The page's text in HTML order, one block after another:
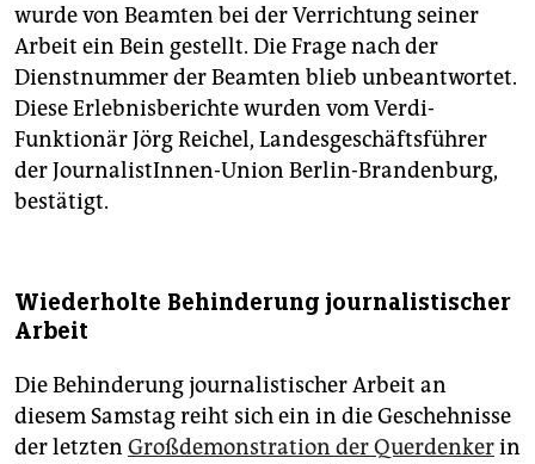
wurde von Beamten bei der Verrichtung seiner
Arbeit ein Bein gestellt. Die Frage nach der
Dienstnummer der Beamten blieb unbeantwortet.
Diese Erlebnisberichte wurden vom Verdi-
Funktionär Jörg Reichel, Landesgeschäftsführer
der JournalistInnen-Union Berlin-Brandenburg,
bestätigt.
Wiederholte Behinderung journalistischer
Arbeit
Die Behinderung journalistischer Arbeit an
diesem Samstag reiht sich ein in die Geschehnisse
der letzten Großdemonstration der Querdenkerin